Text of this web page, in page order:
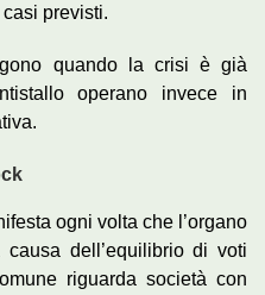
previsti.
quando la crisi è già
operano invece in
ogni volta che l’organo
dell’equilibrio di voti
riguarda società con